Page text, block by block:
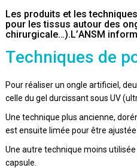
Les produits et les
pour les tissus autour des
chirurgicale…).L’ANSM
Techniques de
Pour réaliser un ongle artificiel,
celle du gel durcissant sous UV
Une technique plus ancienne,
est ensuite limée pour être ajustée
Une autre technique moins
capsule.